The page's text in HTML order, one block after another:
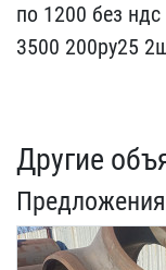
по 1200 без
3500 200ру25
Другие
Предложения